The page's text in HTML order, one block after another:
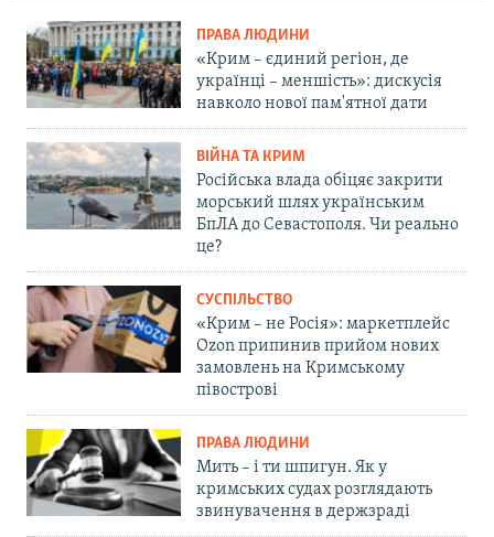
ПРАВА ЛЮДИНИ
«Крим – єдиний регіон, де
українці – меншість»: дискусія
навколо нової пам'ятної дати
ВІЙНА ТА КРИМ
Російська влада обіцяє закрити
морський шлях українським
БпЛА до Севастополя. Чи реально
це?
СУСПІЛЬСТВО
«Крим – не Росія»: маркетплейс
Ozon припинив прийом нових
замовлень на Кримському
півострові
ПРАВА ЛЮДИНИ
Мить – і ти шпигун. Як у
кримських судах розглядають
звинувачення в держзраді